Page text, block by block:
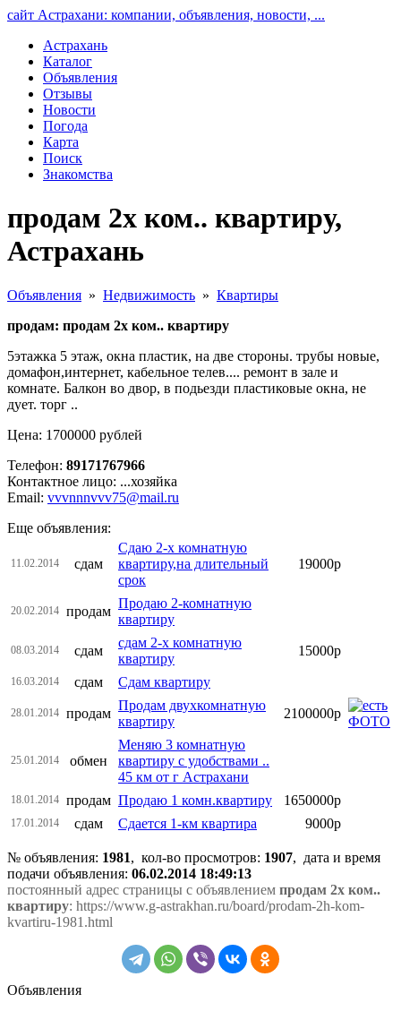
сайт Астрахани: компании, объявления, новости, ...
Астрахань
Каталог
Объявления
Отзывы
Новости
Погода
Карта
Поиск
Знакомства
продам 2х ком.. квартиру,
Астрахань
Объявления » Недвижимость » Квартиры
продам: продам 2х ком.. квартиру
5этажка 5 этаж, окна пластик, на две стороны. трубы новые,
домафон,интернет, кабельное телев.... ремонт в зале и
комнате. Балкон во двор, в подьезди пластиковые окна, не
дует. торг ..
Цена: 1700000 рублей
Телефон: 89171767966
Контактное лицо: ...хозяйка
Email: vvvnnnvvv75@mail.ru
Еще объявления:
11.02.2014 сдам
Сдаю 2-х комнатную
квартиру,на длительный
срок
19000р
20.02.2014 продам
Продаю 2-комнатную
квартиру
08.03.2014 сдам
сдам 2-х комнатную
квартиру
15000р
16.03.2014 сдам Сдам квартиру
28.01.2014 продам
Продам двухкомнатную
квартиру
2100000р
25.01.2014 обмен
Меняю 3 комнатную
квартиру с удобствами ..
45 км от г Астрахани
18.01.2014 продам Продаю 1 комн.квартиру 1650000р
17.01.2014 сдам Сдается 1-км квартира 9000р
№ объявления: 1981, кол-во просмотров: 1907, дата и время
подачи объявления: 06.02.2014 18:49:13
постоянный адрес страницы с объявлением продам 2х ком..
квартиру: https://www.g-astrakhan.ru/board/prodam-2h-kom-
kvartiru-1981.html
Объявления